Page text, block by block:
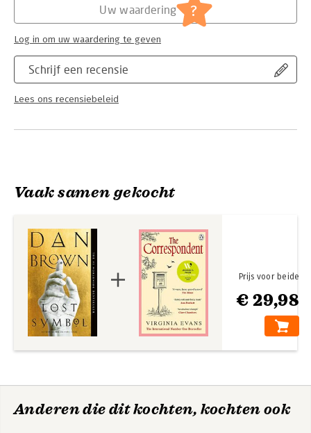
Robert Langdon (english)
Schrijf een recensie
Lees ons recensiebeleid
Uw waardering ?
Log in om uw waardering te geven
Vaak samen gekocht
€ 29,98
Prijs voor beide
Anderen die dit kochten, kochten ook